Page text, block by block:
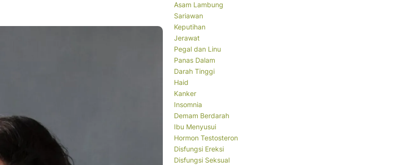
Asam Lambung
Sariawan
Keputihan
Jerawat
Pegal dan Linu
Panas Dalam
Darah Tinggi
Haid
Kanker
Insomnia
Demam Berdarah
Ibu Menyusui
Hormon Testosteron
Disfungsi Ereksi
Disfungsi Seksual